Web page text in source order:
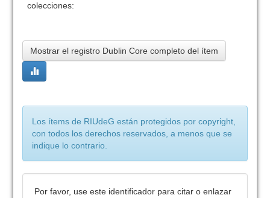
colecciones:
Mostrar el registro Dublin Core completo del ítem
Los ítems de RIUdeG están protegidos por copyright,
con todos los derechos reservados, a menos que se
indique lo contrario.
Por favor, use este identificador para citar o enlazar